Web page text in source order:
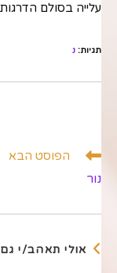
עלייה בסולם
תגיות: נ
הפוסט הבא
נור
אולי תאהב/י גם